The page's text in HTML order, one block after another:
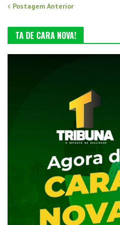
Postagem Anterior
TA DE CARA NOVA!